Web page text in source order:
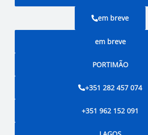
em breve
em breve
PORTIMÃO
+351 282 457 074
+351 962 152 091